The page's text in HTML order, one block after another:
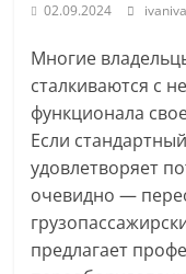
02.09.2024
Многие
сталкиваются с
функционала
Если
удовлетворяет
очевидно —
предлагает